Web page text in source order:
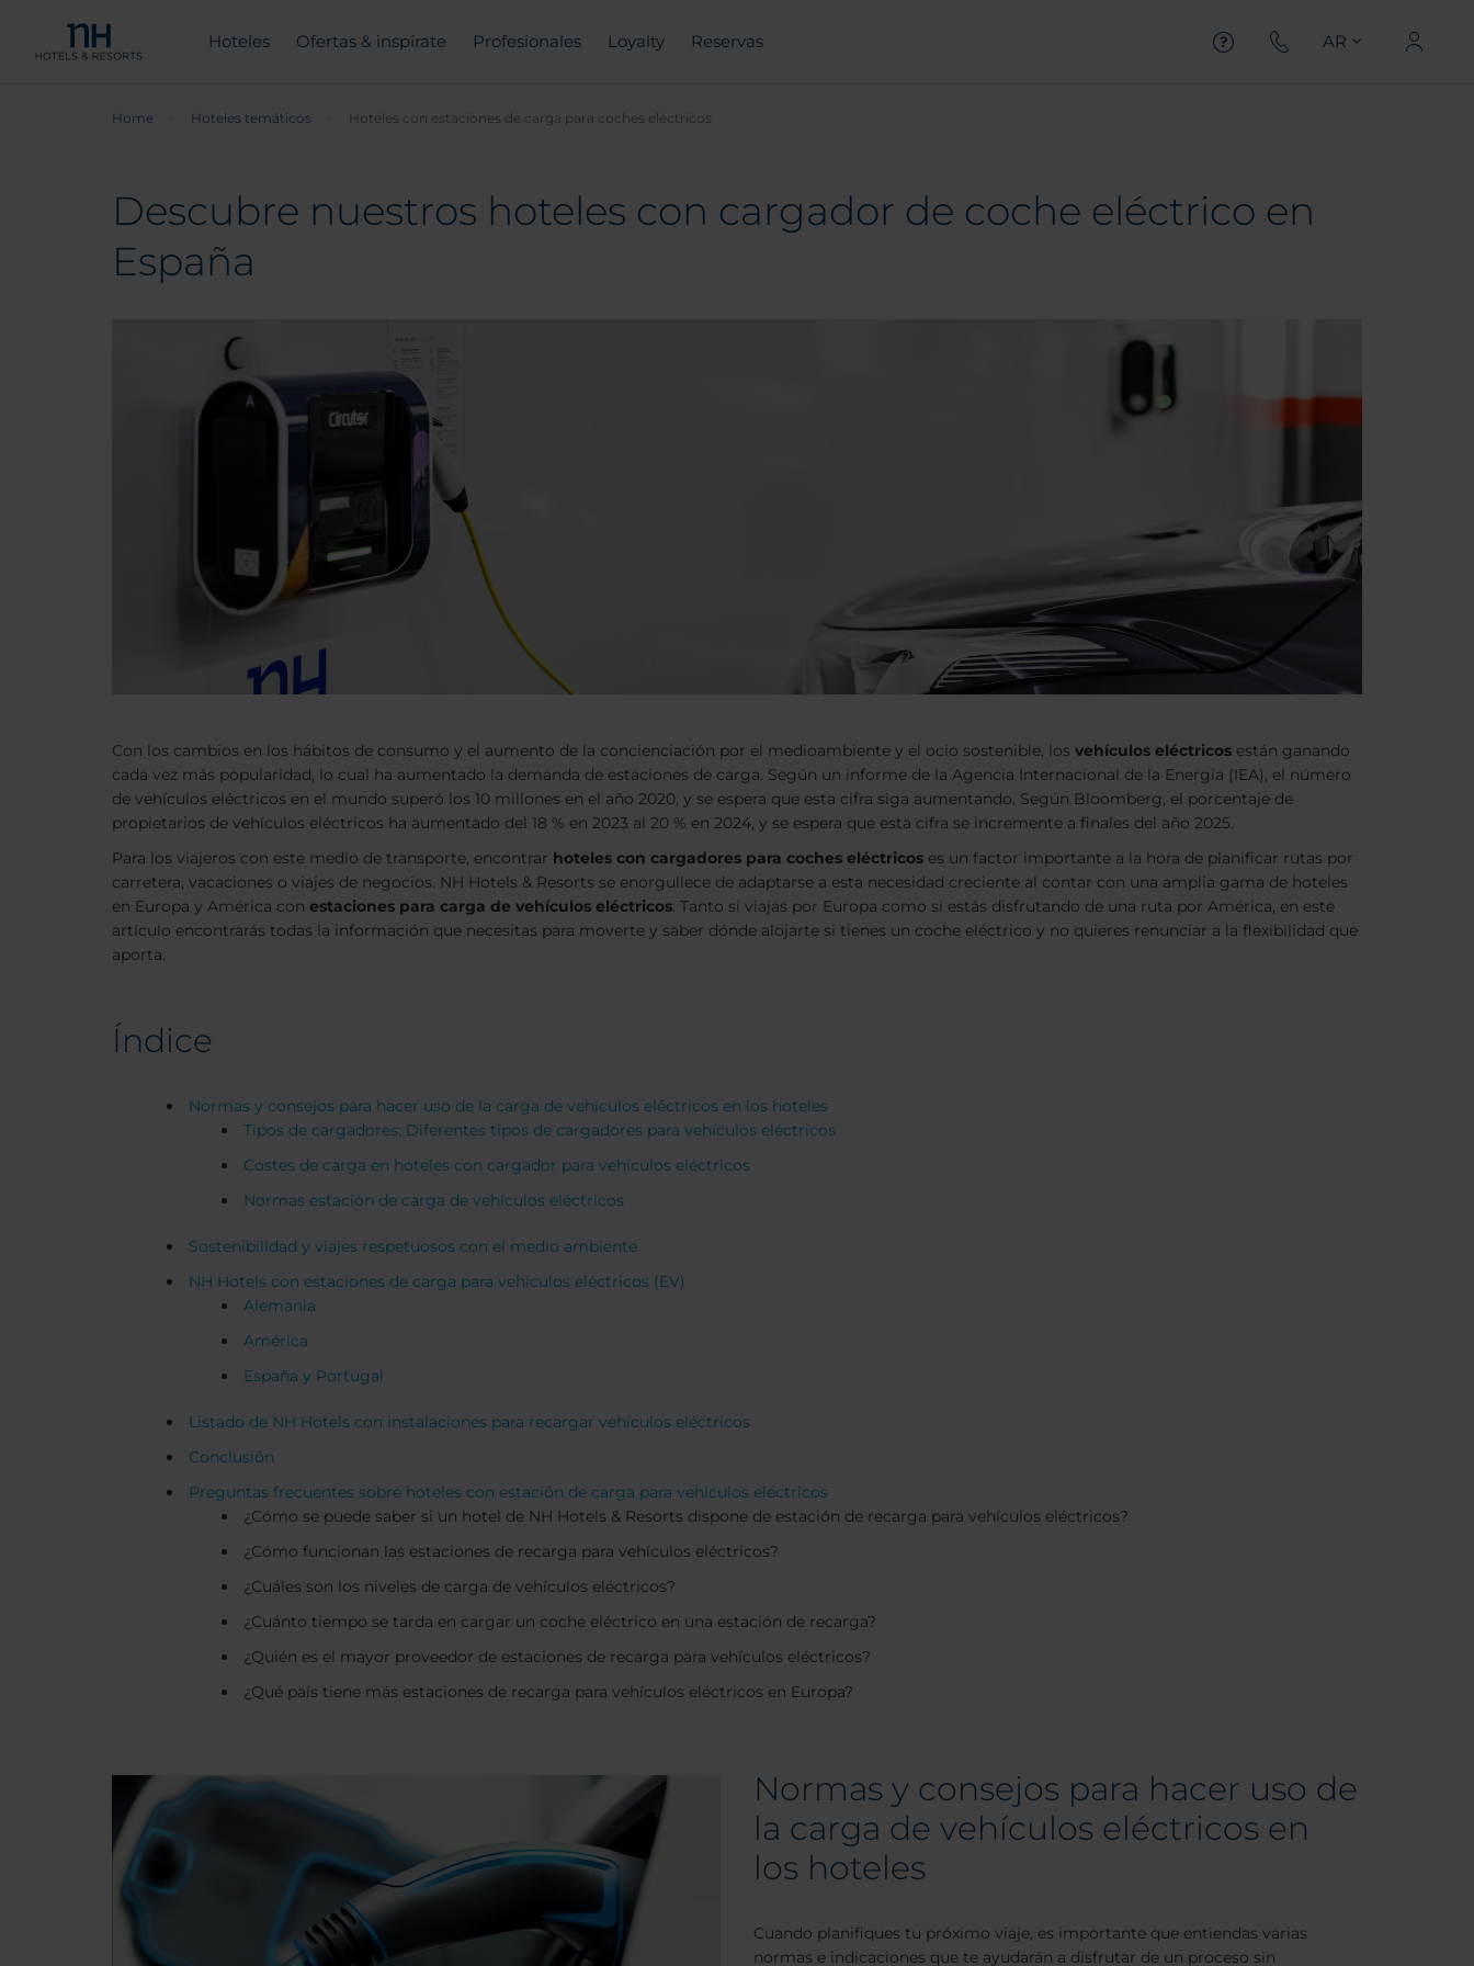
Hoteles Ofertas & inspírate Profesionales Loyalty Reservas AR
Home Hoteles temáticos Hoteles con estaciones de carga para coches eléctricos
Descubre nuestros hoteles con cargador de coche eléctrico en
España
Con los cambios en los hábitos de consumo y el aumento de la concienciación por el medioambiente y el ocio sostenible, los vehículos eléctricos están ganando
cada vez más popularidad, lo cual ha aumentado la demanda de estaciones de carga. Según un informe de la Agencia Internacional de la Energía (IEA), el número
de vehículos eléctricos en el mundo superó los 10 millones en el año 2020, y se espera que esta cifra siga aumentando. Según Bloomberg, el porcentaje de
propietarios de vehículos eléctricos ha aumentado del 18 % en 2023 al 20 % en 2024, y se espera que esta cifra se incremente a finales del año 2025.
Para los viajeros con este medio de transporte, encontrar hoteles con cargadores para coches eléctricos es un factor importante a la hora de planificar rutas por
carretera, vacaciones o viajes de negocios. NH Hotels & Resorts se enorgullece de adaptarse a esta necesidad creciente al contar con una amplia gama de hoteles
en Europa y América con estaciones para carga de vehículos eléctricos. Tanto si viajas por Europa como si estás disfrutando de una ruta por América, en este
artículo encontrarás todas la información que necesitas para moverte y saber dónde alojarte si tienes un coche eléctrico y no quieres renunciar a la flexibilidad que
aporta.
Índice
Normas y consejos para hacer uso de la carga de vehículos eléctricos en los hoteles
Tipos de cargadores: Diferentes tipos de cargadores para vehículos eléctricos
Costes de carga en hoteles con cargador para vehículos eléctricos
Normas estación de carga de vehículos eléctricos
Sostenibilidad y viajes respetuosos con el medio ambiente
NH Hotels con estaciones de carga para vehículos eléctricos (EV)
Alemania
América
España y Portugal
Listado de NH Hotels con instalaciones para recargar vehículos eléctricos
Conclusión
Preguntas frecuentes sobre hoteles con estación de carga para vehículos eléctricos
¿Cómo se puede saber si un hotel de NH Hotels & Resorts dispone de estación de recarga para vehículos eléctricos?
¿Cómo funcionan las estaciones de recarga para vehículos eléctricos?
¿Cuáles son los niveles de carga de vehículos eléctricos?
¿Cuánto tiempo se tarda en cargar un coche eléctrico en una estación de recarga?
¿Quién es el mayor proveedor de estaciones de recarga para vehículos eléctricos?
¿Qué país tiene más estaciones de recarga para vehículos eléctricos en Europa?
Normas y consejos para hacer uso de
la carga de vehículos eléctricos en
los hoteles
Cuando planifiques tu próximo viaje, es importante que entiendas varias
normas e indicaciones que te ayudarán a disfrutar de un proceso sin